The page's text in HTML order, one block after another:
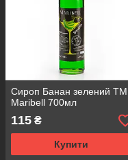
Сироп Банан зелений TM
Maribell 700мл
115 ₴
Купити